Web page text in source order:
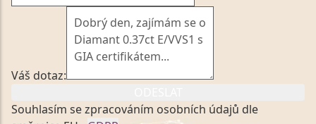
Váš dotaz:
Souhlasím se zpracováním osobních údajů dle